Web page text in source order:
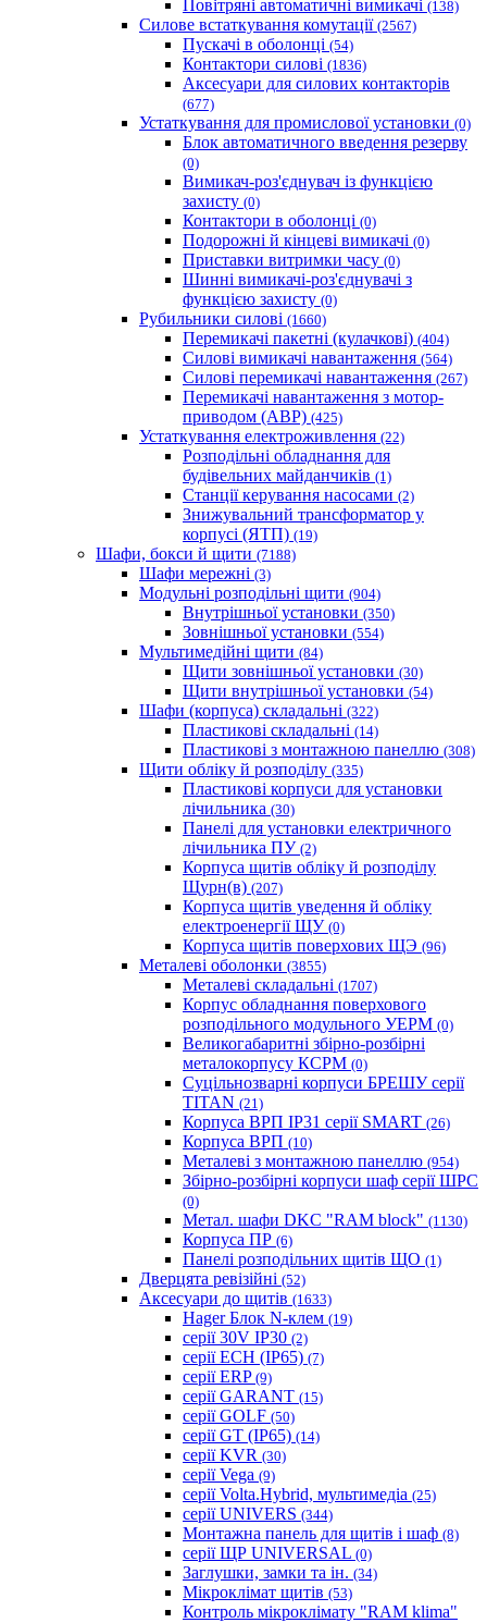
Повітряні автоматичні вимикачі (138)
Силове встаткування комутації (2567)
Пускачі в оболонці (54)
Контактори силові (1836)
Аксесуари для силових контакторів
(677)
Устаткування для промислової установки (0)
Блок автоматичного введення резерву
(0)
Вимикач-роз'єднувач із функцією
захисту (0)
Контактори в оболонці (0)
Подорожні й кінцеві вимикачі (0)
Приставки витримки часу (0)
Шинні вимикачі-роз'єднувачі з
функцією захисту (0)
Рубильники силові (1660)
Перемикачі пакетні (кулачкові) (404)
Силові вимикачі навантаження (564)
Cилові перемикачі навантаження (267)
Перемикачі навантаження з мотор-
приводом (АВР) (425)
Устаткування електроживлення (22)
Розподільні обладнання для
будівельних майданчиків (1)
Станції керування насосами (2)
Знижувальний трансформатор у
корпусі (ЯТП) (19)
Шафи, бокси й щити (7188)
Шафи мережні (3)
Модульні розподільні щити (904)
Внутрішньої установки (350)
Зовнішньої установки (554)
Мультимедійні щити (84)
Щити зовнішньої установки (30)
Щити внутрішньої установки (54)
Шафи (корпуса) складальні (322)
Пластикові складальні (14)
Пластикові з монтажною панеллю (308)
Щити обліку й розподілу (335)
Пластикові корпуси для установки
лічильника (30)
Панелі для установки електричного
лічильника ПУ (2)
Корпуса щитів обліку й розподілу
Щурн(в) (207)
Корпуса щитів уведення й обліку
електроенергії ЩУ (0)
Корпуса щитів поверхових ЩЭ (96)
Металеві оболонки (3855)
Металеві складальні (1707)
Корпус обладнання поверхового
розподільного модульного УЕРМ (0)
Великогабаритні збірно-розбірні
металокорпусу КСРМ (0)
Суцільнозварні корпуси БРЕШУ серії
TITAN (21)
Корпуса ВРП IP31 серії SMART (26)
Корпуса ВРП (10)
Металеві з монтажною панеллю (954)
Збірно-розбірні корпуси шаф серії ШРС
(0)
Метал. шафи DKC "RAM block" (1130)
Корпуса ПР (6)
Панелі розподільних щитів ЩО (1)
Дверцята ревізійні (52)
Аксесуари до щитів (1633)
Hager Блок N-клем (19)
серії 30V IP30 (2)
серії ECH (IP65) (7)
серії ERP (9)
серії GARANT (15)
серії GOLF (50)
серії GT (IP65) (14)
серії KVR (30)
серії Vega (9)
серії Volta.Hybrid, мультимедіа (25)
серії UNIVERS (344)
Монтажна панель для щитів і шаф (8)
серії ЩР UNIVERSAL (0)
Заглушки, замки та ін. (34)
Мікроклімат щитів (53)
Контроль мікроклімату "RAM klima"